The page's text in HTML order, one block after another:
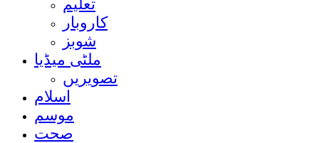
تعلیم
کاروبار
شوبز
ملٹی میڈیا
تصویریں
اسلام
موسم
صحت